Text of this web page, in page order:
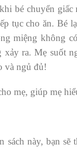
bé chuyển
tục cho ăn. Bé
miệng không
ra. Mẹ suốt
và ngủ đủ!
mẹ, giúp mẹ
sách này, bạn